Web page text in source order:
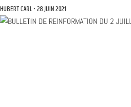
HUBERT CARL 28 JUIN 2021